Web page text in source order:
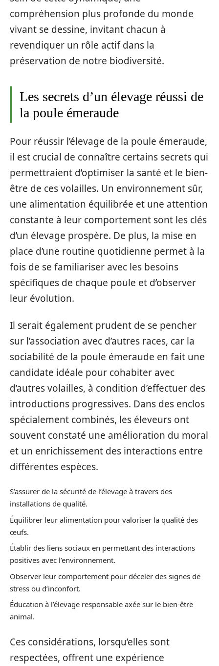
compréhension plus profonde du monde
vivant se dessine, invitant chacun à
revendiquer un rôle actif dans la
préservation de notre biodiversité.
Les secrets d’un élevage réussi de
la poule émeraude
Pour réussir l’élevage de la poule émeraude,
il est crucial de connaître certains secrets qui
permettraient d’optimiser la santé et le bien-
être de ces volailles. Un environnement sûr,
une alimentation équilibrée et une attention
constante à leur comportement sont les clés
d’un élevage prospère. De plus, la mise en
place d’une routine quotidienne permet à la
fois de se familiariser avec les besoins
spécifiques de chaque poule et d’observer
leur évolution.
Il serait également prudent de se pencher
sur l’association avec d’autres races, car la
sociabilité de la poule émeraude en fait une
candidate idéale pour cohabiter avec
d’autres volailles, à condition d’effectuer des
introductions progressives. Dans des enclos
spécialement combinés, les éleveurs ont
souvent constaté une amélioration du moral
et un enrichissement des interactions entre
différentes espèces.
S’assurer de la sécurité de l’élevage à travers des
installations de qualité.
Équilibrer leur alimentation pour valoriser la qualité des
œufs.
Établir des liens sociaux en permettant des interactions
positives avec l’environnement.
Observer leur comportement pour déceler des signes de
stress ou d’inconfort.
Éducation à l’élevage responsable axée sur le bien-être
animal.
Ces considérations, lorsqu’elles sont
respectées, offrent une expérience